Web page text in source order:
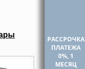
РАССРОЧКА
ПЛАТЕЖА
0%, 1
МЕСЯЦ